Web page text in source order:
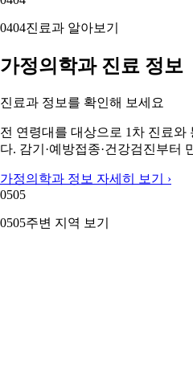
1.3k
2
0
이동은A
26.04.02
고양시 중산센트럴가정
아이가 얼마 전부터 귀에서